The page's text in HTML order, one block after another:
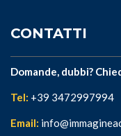
CONTATTI
Domande, dubbi?
Tel: +39 3472997994
Email: